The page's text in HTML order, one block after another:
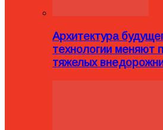
Архитектура
технологии меняют
тяжелых